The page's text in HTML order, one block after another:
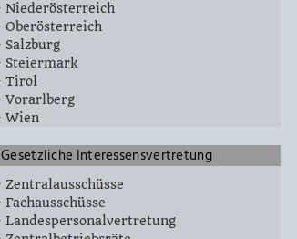
Niederösterreich
Oberösterreich
Salzburg
Steiermark
Tirol
Vorarlberg
Wien
Gesetzliche Interessensvertretung
Zentralausschüsse
Fachausschüsse
Landespersonalvertretung